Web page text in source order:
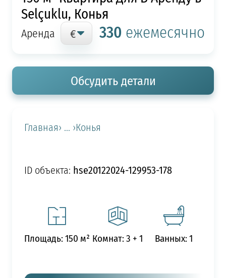
Selçuklu, Конья
Аренда 330 ежемесячно
Обсудить детали
Главная› ... ›Конья
ID объекта: hse20122024-129953-178
Площадь: 150 м² Комнат: 3 + 1 Ванных: 1